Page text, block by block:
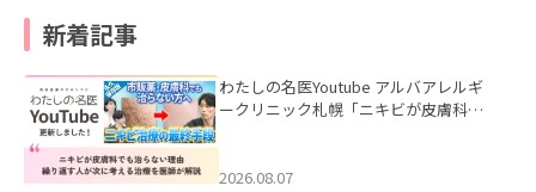
新着記事
わたしの名医Youtube アルバアレルギ
ークリニック札幌「ニキビが皮膚科で
ました。
2026.08.07